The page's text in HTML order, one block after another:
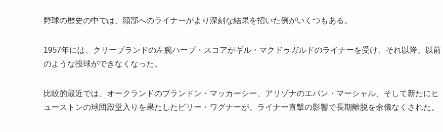
野球の歴史の中では、頭部へのライナーがより深刻な結果を招いた例がいくつもある。
1957年には、クリーブランドの左腕ハーブ・スコアがギル・マクドゥガルドのライナーを受け、それ以降、以前
のような投球ができなくなった。
比較的最近では、オークランドのブランドン・マッカーシー、アリゾナのエバン・マーシャル、そして新たにヒ
ューストンの球団殿堂入りを果たしたビリー・ワグナーが、ライナー直撃の影響で長期離脱を余儀なくされた。